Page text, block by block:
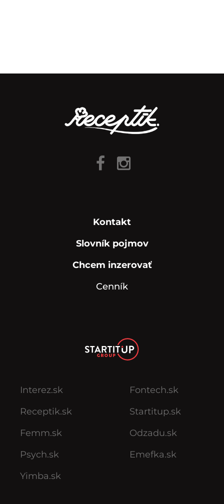
Kontakt
Slovník pojmov
Chcem inzerovať
Cenník
Interez.sk
Receptik.sk
Femm.sk
Psych.sk
Yimba.sk
Fontech.sk
Startitup.sk
Odzadu.sk
Emefka.sk